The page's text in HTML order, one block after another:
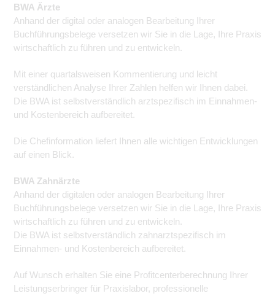
BWA Ärzte
Anhand der digital oder analogen Bearbeitung Ihrer
Buchführungsbelege versetzen wir Sie in die Lage, Ihre Praxis
wirtschaftlich zu führen und zu entwickeln.
Mit einer quartalsweisen Kommentierung und leicht
verständlichen Analyse Ihrer Zahlen helfen wir Ihnen dabei.
Die BWA ist selbstverständlich arztspezifisch im Einnahmen-
und Kostenbereich aufbereitet.
Die Chefinformation liefert Ihnen alle wichtigen Entwicklungen
auf einen Blick.
BWA Zahnärzte
Anhand der digitalen oder analogen Bearbeitung Ihrer
Buchführungsbelege versetzen wir Sie in die Lage, Ihre Praxis
wirtschaftlich zu führen und zu entwickeln.
Die BWA ist selbstverständlich zahnarztspezifisch im
Einnahmen- und Kostenbereich aufbereitet.
Auf Wunsch erhalten Sie eine Profitcenterberechnung Ihrer
Leistungserbringer für Praxislabor, professionelle